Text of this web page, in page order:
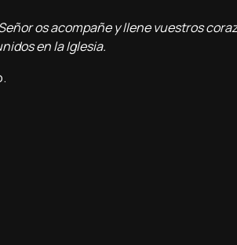
os acompañe y llene vuestros
en la Iglesia.